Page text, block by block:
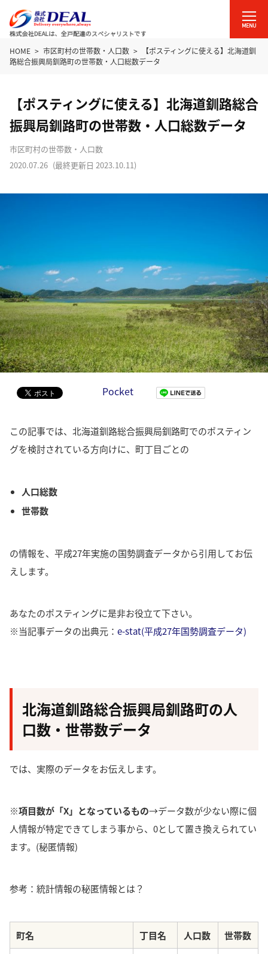
HOME 市区町村の世帯数・人口数
【ポスティングに使える】北海道釧
路総合振興局釧路町の世帯数・人口総数データ
【ポスティングに使える】北海道釧路総合
振興局釧路町の世帯数・人口総数データ
市区町村の世帯数・人口数
2020.07.26 (最終更新日 2023.10.11)
Pocket
この記事では、北海道釧路総合振興局釧路町でのポスティン
グを検討されている方向けに、町丁目ごとの
人口総数
世帯数
の情報を、平成27年実施の国勢調査データから引用してお伝
えします。
あなたのポスティングに是非お役立て下さい。
※当記事データの出典元： e-stat(平成27年国勢調査データ)
北海道釧路総合振興局釧路町の人
口数・世帯数データ
では、実際のデータをお伝えします。
※項目数が「X」となっているもの→データ数が少ない際に個
人情報が特定できてしまう事から、0として置き換えられてい
ます。(秘匿情報)
参考：統計情報の秘匿情報とは？
町名 丁目名 人口数 世帯数